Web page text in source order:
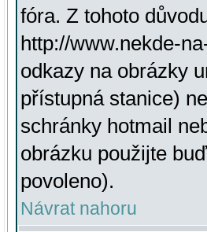
fóra. Z tohoto
http://www.nekde-
odkazy na obrázky
přístupná stanice)
schránky hotmail
obrázku použijte
povoleno).
Návrat nahoru